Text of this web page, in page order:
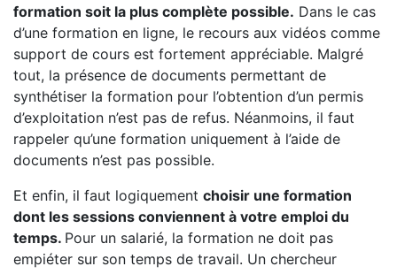
formation soit la plus complète possible. Dans le cas
d’une formation en ligne, le recours aux vidéos comme
support de cours est fortement appréciable. Malgré
tout, la présence de documents permettant de
synthétiser la formation pour l’obtention d’un permis
d’exploitation n’est pas de refus. Néanmoins, il faut
rappeler qu’une formation uniquement à l’aide de
documents n’est pas possible.
Et enfin, il faut logiquement choisir une formation
dont les sessions conviennent à votre emploi du
temps. Pour un salarié, la formation ne doit pas
empiéter sur son temps de travail. Un chercheur